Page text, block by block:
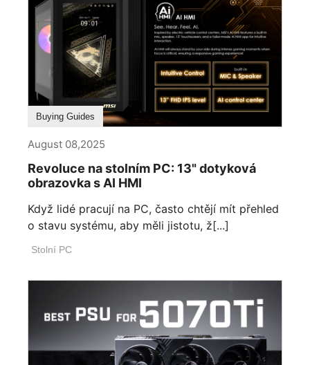
Buying Guides
August 08,2025
Revoluce na stolním PC: 13" dotyková
obrazovka s AI HMI
Když lidé pracují na PC, často chtějí mít přehled
o stavu systému, aby měli jistotu, ž[...]
Stolní PC